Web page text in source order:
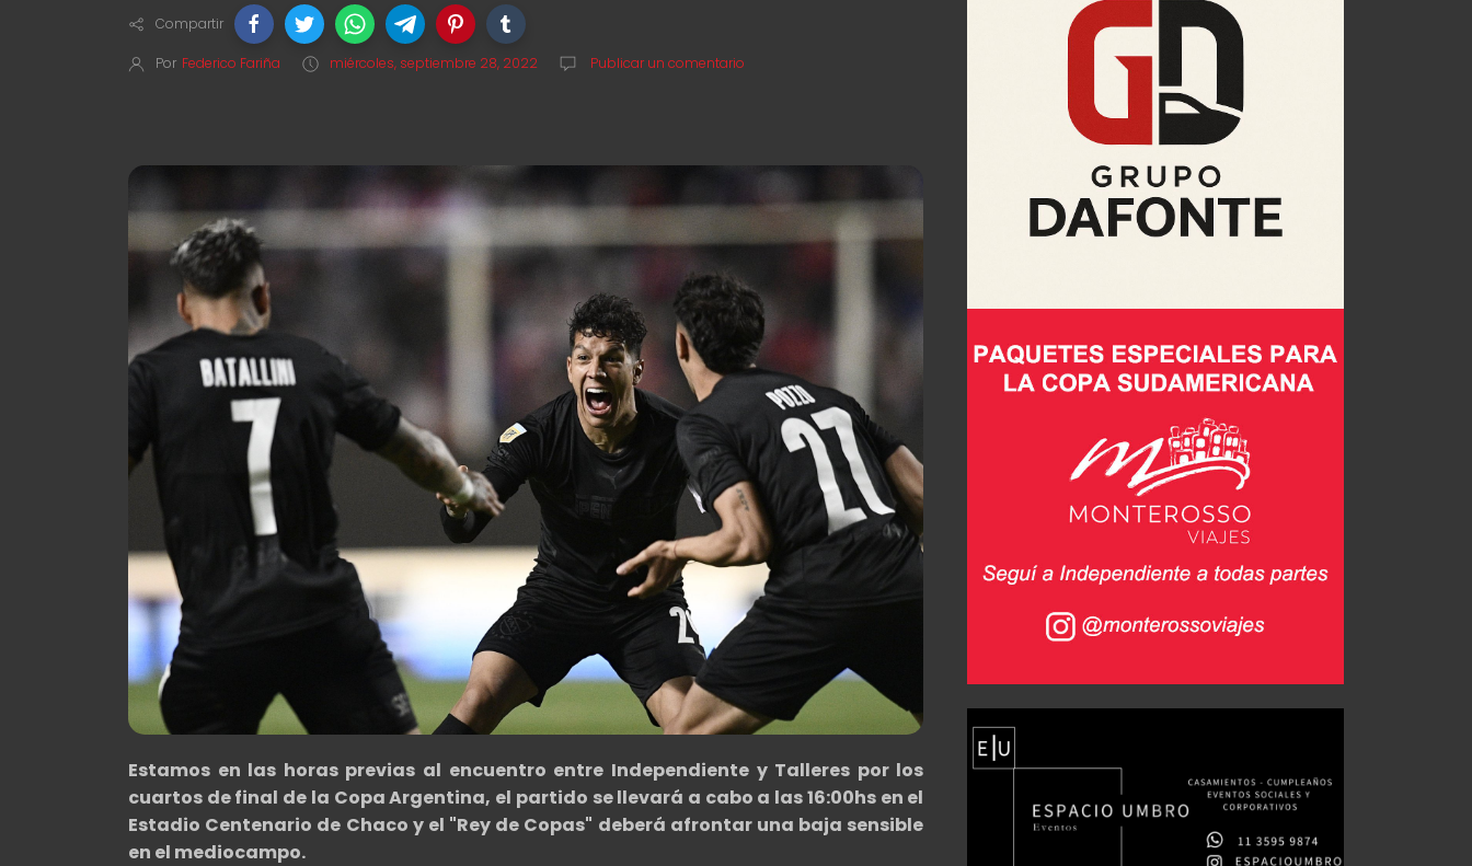
Compartir
Por Federico Fariña miércoles, septiembre 28, 2022 Publicar un comentario
Estamos en las horas previas al encuentro entre Independiente y Talleres por los
cuartos de final de la Copa Argentina, el partido se llevará a cabo a las 16:00hs en el
Estadio Centenario de Chaco y el "Rey de Copas" deberá afrontar una baja sensible
en el mediocampo.